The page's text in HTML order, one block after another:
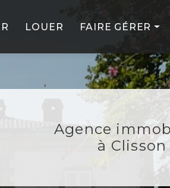
LOUER FAIRE GÉRER
PARTICULIERS
NOS
Agence
à Clisson